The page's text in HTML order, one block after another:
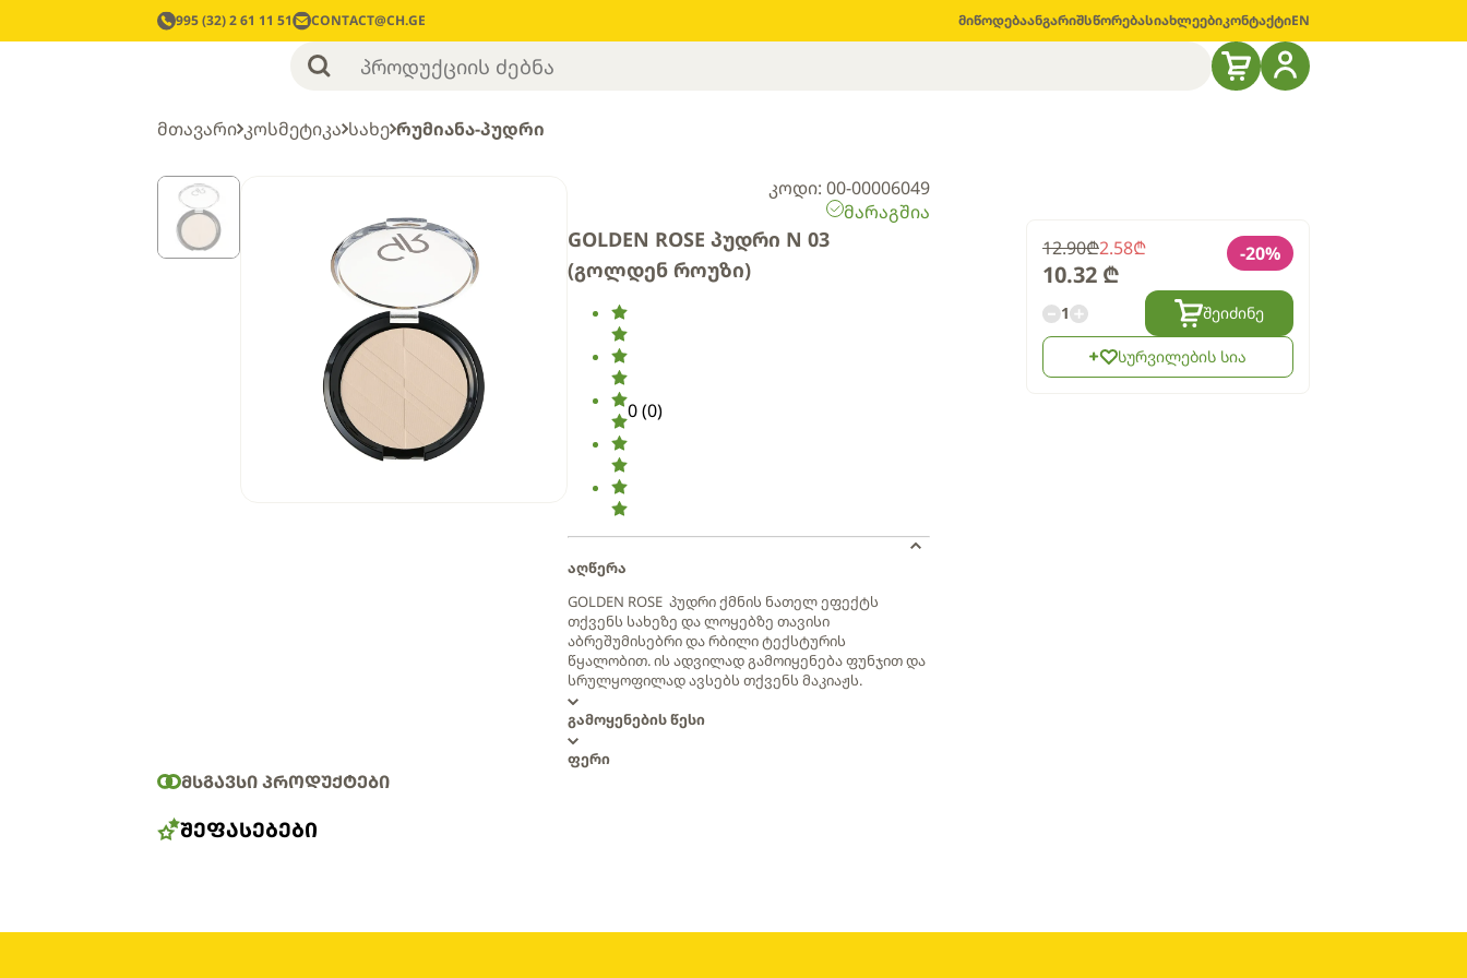
995 (32) 2 61 11 51 CONTACT@CH.GE მიწოდებაანგარიშსწორებასიახლეებიკონტაქტიEN
მთავარი კოსმეტიკა სახე რუმიანა-პუდრი
კოდი: 00-00006049
მარაგშია
GOLDEN ROSE პუდრი N 03
(გოლდენ როუზი)
0(0)
აღწერა
GOLDEN ROSE პუდრი ქმნის ნათელ ეფექტს
თქვენს სახეზე და ლოყებზე თავისი
აბრეშუმისებრი და რბილი ტექსტურის
წყალობით. ის ადვილად გამოიყენება ფუნჯით და
სრულყოფილად ავსებს თქვენს მაკიაჟს.
გამოყენების წესი
ფერი
ᲛᲡᲒᲐᲕᲡᲘ ᲞᲠᲝᲓᲣᲥᲢᲔᲑᲘ
ᲨᲔᲤᲐᲡᲔᲑᲔᲑᲘ
12.90₾2.58₾
10.32₾
-20%
1 შეიძინე
სურვილების სია